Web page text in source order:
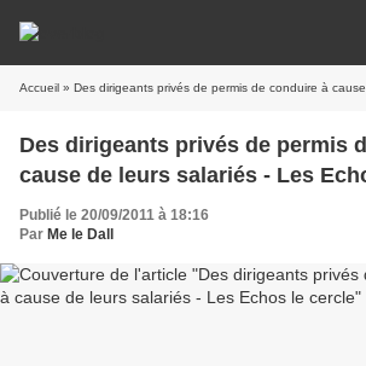
Accueil » Des dirigeants privés de permis de conduire à cause de
Des dirigeants privés de permis
cause de leurs salariés - Les
Publié le 20/09/2011 à 18:16
Par Me le Dall